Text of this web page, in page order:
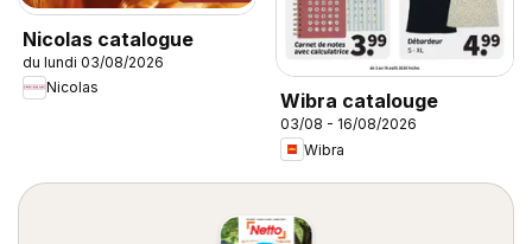
Nicolas catalogue
du lundi 03/08/2026
Nicolas
Wibra catalouge
03/08 - 16/08/2026
Wibra